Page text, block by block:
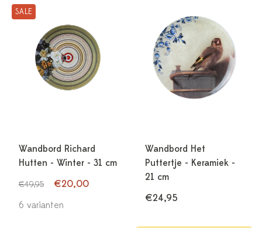
SALE
Wandbord Richard
Hutten - Winter - 31 cm
€49,95
€20,00
6 varianten
Wandbord Het
Puttertje - Keramiek -
21 cm
€24,95